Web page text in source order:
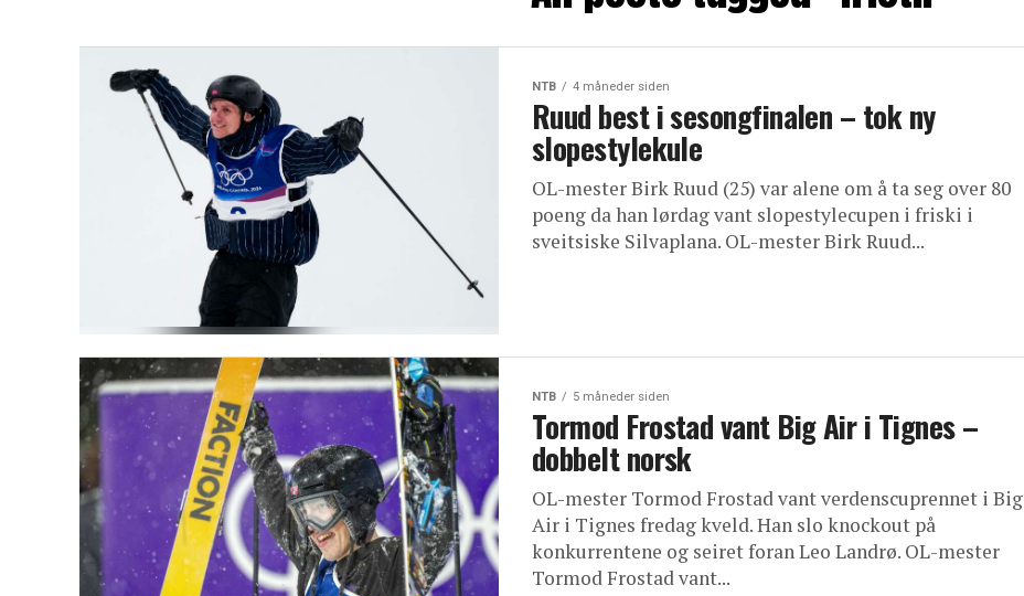
NTB 4 måneder siden
Ruud best i sesongfinalen – tok ny
slopestylekule
OL-mester Birk Ruud (25) var alene om å ta seg over 80
poeng da han lørdag vant slopestylecupen i friski i
sveitsiske Silvaplana. OL-mester Birk Ruud...
NTB 5 måneder siden
Tormod Frostad vant Big Air i Tignes –
dobbelt norsk
OL-mester Tormod Frostad vant verdenscuprennet i Big
Air i Tignes fredag kveld. Han slo knockout på
konkurrentene og seiret foran Leo Landrø. OL-mester
Tormod Frostad vant...